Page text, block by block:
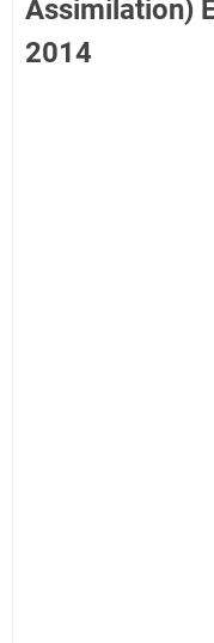
Assimilation)
2014